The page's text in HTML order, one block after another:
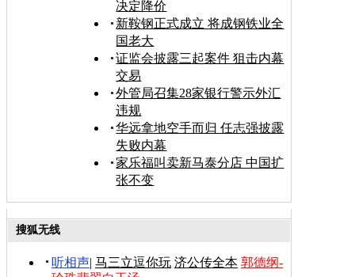
决定降价
新鞍钢正式成立 将成钢铁业全
国老大
证监会披露三起案件 狙击内幕
交易
外管局召集28家银行警示外汇
违规
华远拿地空手而归 任志强披露
失败内幕
家乐福叫卖新马泰分店 中国扩
张不变
搜狐无线
听相声| 马三立逗你玩 济公传全本 郭德纲-